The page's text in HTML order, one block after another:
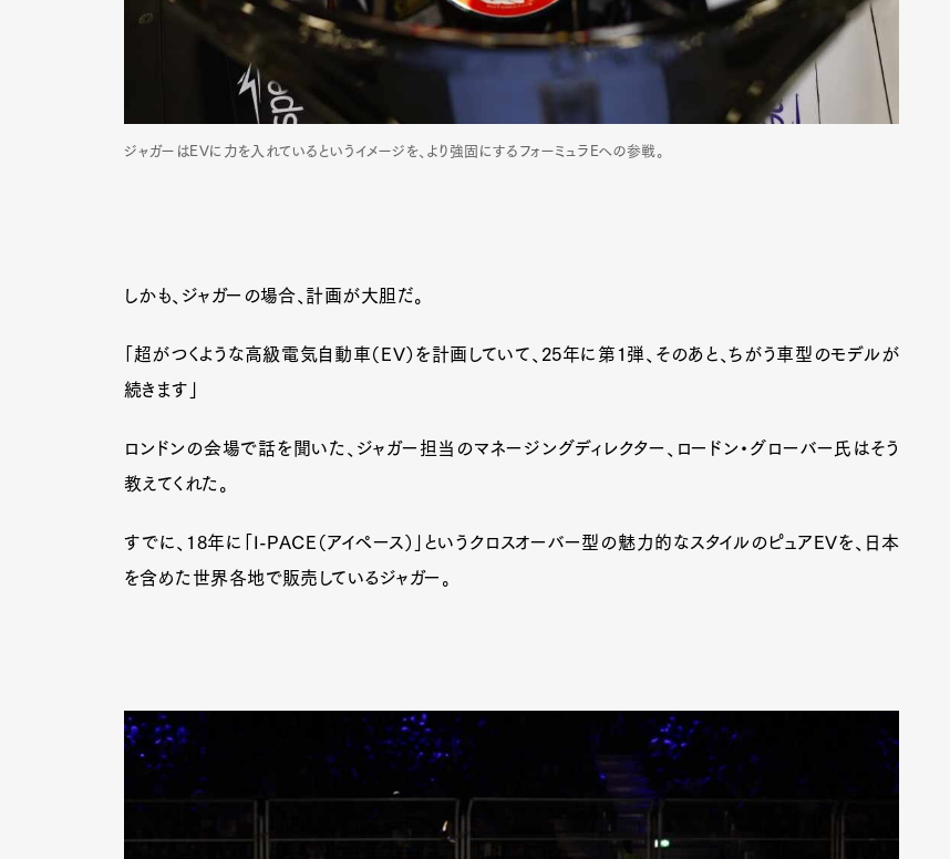
Gourmet
Cars Product
Culture
ジャガーはEVに力を入れているというイメージを、より強固にするフォーミュラEへの参戦。
しかも、ジャガーの場合、計画が大胆だ。
「超がつくような高級電気自動車（EV）を計画していて、25年に第1弾、そのあと、ちがう車型のモデルが
続きます」
ロンドンの会場で話を聞いた、ジャガー担当のマネージングディレクター、ロードン・グローバー氏はそう
教えてくれた。
すでに、18年に「I-PACE（アイペース）」というクロスオーバー型の魅力的なスタイルのピュアEVを、日本
を含めた世界各地で販売しているジャガー。